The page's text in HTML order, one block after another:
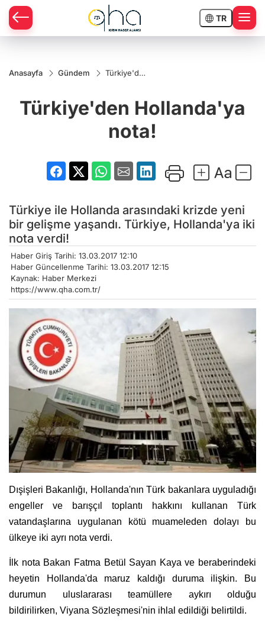
TR
Anasayfa Gündem
Türkiye'den
Türkiye'den Hollanda'ya
nota!
Türkiye ile Hollanda arasındaki krizde yeni
bir gelişme yaşandı. Türkiye, Hollanda'ya iki
nota verdi!
Haber Giriş Tarihi: 13.03.2017 12:10
Haber Güncellenme Tarihi: 13.03.2017 12:15
Kaynak: Haber Merkezi
https://www.qha.com.tr/
Dışişleri Bakanlığı, Hollanda'nın Türk bakanlara uyguladığı
engeller ve barışçıl toplantı hakkını kullanan Türk
vatandaşlarına uygulanan kötü muameleden dolayı bu
ülkeye iki ayrı nota verdi.
İlk nota Bakan Fatma Betül Sayan Kaya ve beraberindeki
heyetin Hollanda'da maruz kaldığı duruma ilişkin. Bu
durumun uluslararası teamüllere aykırı olduğu
bildirilirken, Viyana Sözleşmesi'nin ihlal edildiği belirtildi.